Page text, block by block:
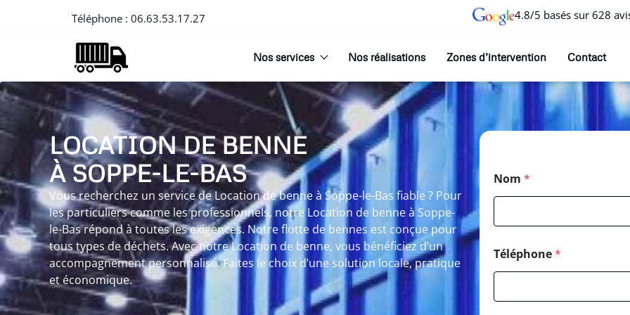
Téléphone : 06.63.53.17.27 4.8/5 basés sur 628
Nos services Nos réalisations Zones d’intervention Contact
LOCATION DE BENNE
À SOPPE-LE-BAS
Vous recherchez un service de Location de benne à Soppe-le-Bas fiable ? Pour
les particuliers comme les professionnels, notre Location de benne à Soppe-
le-Bas répond à toutes les exigences. Notre flotte de bennes est conçue pour
tous types de déchets. Avec notre Location de benne, vous bénéficiez d’un
accompagnement personnalisé. Faites le choix d’une solution locale, pratique
et économique.
Nom *
Téléphone*